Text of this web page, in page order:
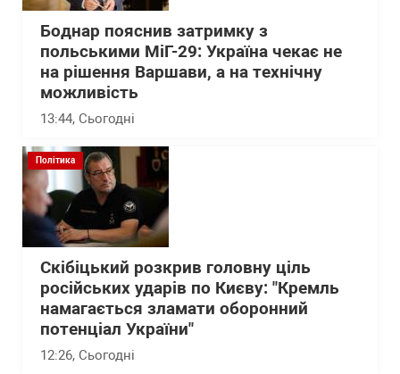
Боднар пояснив затримку з
польськими МіГ-29: Україна чекає не
на рішення Варшави, а на технічну
можливість
13:44, Сьогодні
Політика
Скібіцький розкрив головну ціль
російських ударів по Києву: "Кремль
намагається зламати оборонний
потенціал України"
12:26, Сьогодні